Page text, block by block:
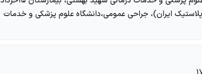
ایران)، جراحی عمومی،دانشگاه علوم پزشکی و خدمات